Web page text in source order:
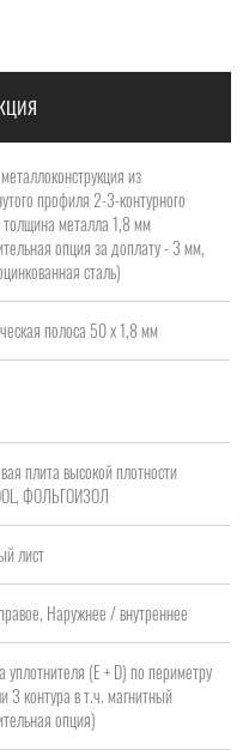
из
профиля 2-3-контурного
толщина металла 1,8 мм
опция за доплату - 3 мм,
сталь)
полоса 50 х 1,8 мм
плита высокой плотности
ФОЛЬГОИЗОЛ
лист
Наружнее / внутреннее
уплотнителя (Е + D) по периметру
3 контура в т.ч. магнитный
опция)